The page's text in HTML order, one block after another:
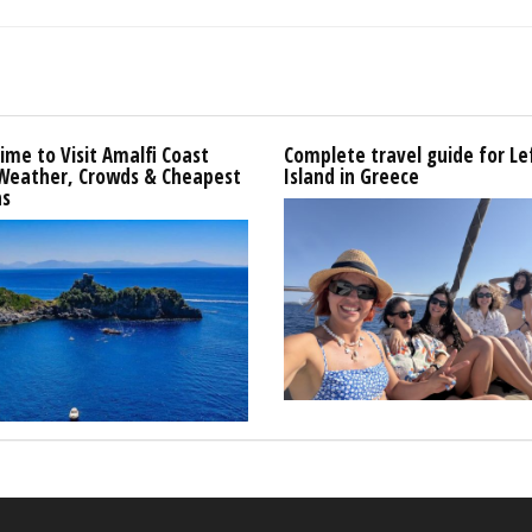
to Visit Amalfi Coast
Crowds & Cheapest
Complete travel guide for
Island in Greece